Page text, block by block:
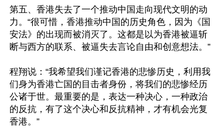
第五、香港失去了一个推动中国走向现代文明的动
力。“很可惜，香港推动中国的历史角色，因为《国
安法》的出现而被消灭了。这都是以为香港被逼斩
断与西方的联系、被逼失去言论自由和创意想法。”
程翔说：“我希望我们谨记香港的悲惨历史，利用我
们身为香港亡国的目击者身份，将我们的悲惨经历
公诸于世。最重要的是，表达一种决心，一种政治
的反抗，有了这个决心和反抗精神，才有机会光复
香港。”